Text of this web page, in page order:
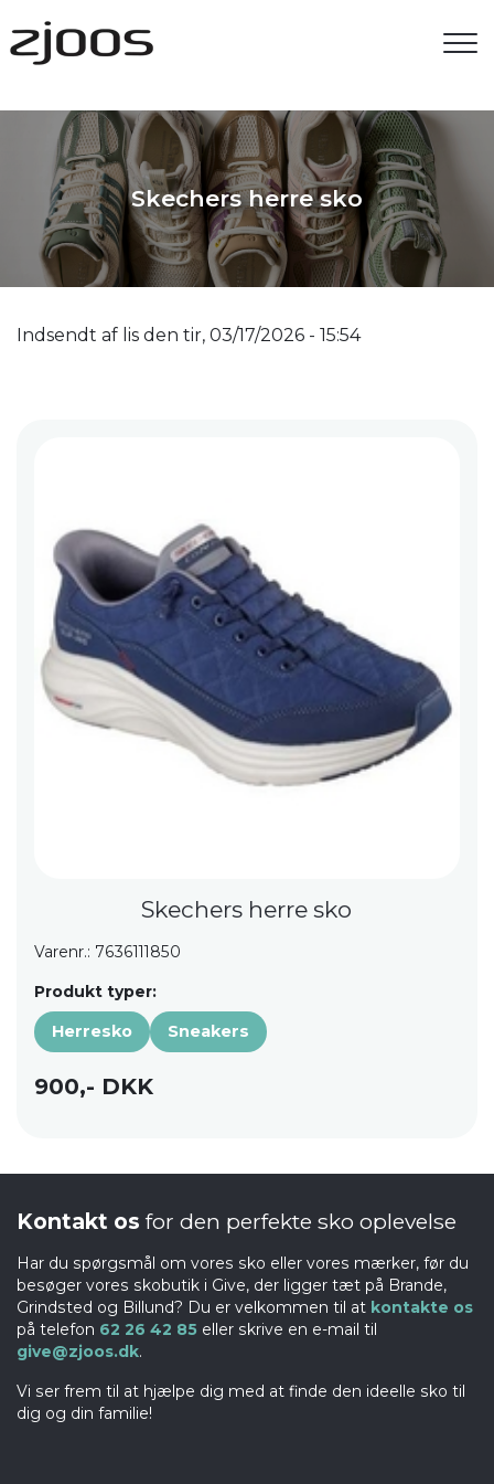
til
hovedindhold
Skechers herre sko
Indsendt af lis den tir, 03/17/2026 - 15:54
Skechers herre sko
Varenr.: 7636111850
Produkt typer:
Herresko Sneakers
900,- DKK
Kontakt os for den perfekte sko oplevelse
Har du spørgsmål om vores sko eller vores mærker, før du
besøger vores skobutik i Give, der ligger tæt på Brande,
Grindsted og Billund? Du er velkommen til at kontakte os
på telefon 62 26 42 85 eller skrive en e-mail til
give@zjoos.dk.
Vi ser frem til at hjælpe dig med at finde den ideelle sko til
dig og din familie!